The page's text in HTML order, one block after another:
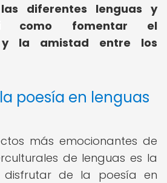
diferentes lenguas y
como fomentar el
y la amistad entre los
poesía en lenguas
más emocionantes de
de lenguas es la
de la poesía en